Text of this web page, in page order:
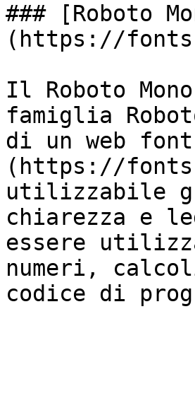
### [Roboto
(https://
Il Roboto
famiglia
di un web
(https://
utilizzabile
chiarezza e
essere
numeri,